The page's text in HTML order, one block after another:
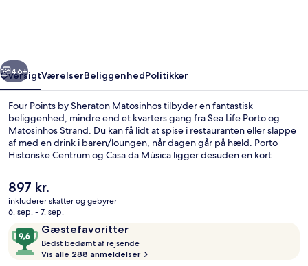
Næste
46+
OversigtVærelserBeliggenhedPolitikker
Four Points by Sheraton Matosinhos tilbyder en fantastisk
beliggenhed, mindre end et kvarters gang fra Sea Life Porto og
Matosinhos Strand. Du kan få lidt at spise i restauranten eller slappe
af med en drink i baren/loungen, når dagen går på hæld. Porto
Historiske Centrum og Casa da Música ligger desuden en kort
forhold får rigtig gode bedømmelser fra rejsende.
Overnatningsstedet ligger kun en kort gåtur fra offentlig transport:
Matosinhos Sul Metrostation ligger 6 minutter væk og Brito Capelo
Metrostation ligger 12 minutter derfra.
Den
nuværende
pris
897 kr.
897 kr.
inkluderer skatter og gebyrer
6. sep. - 7. sep.
AnmeldelserGæstefavoritter
9,6
ud
af
Bedst bedømt af rejsende
e
Vis alle 288 anmeldelser